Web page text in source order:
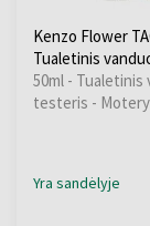
Kenzo Flower
Tualetinis
50ml - Tualetinis
testeris -
Yra sandėlyje